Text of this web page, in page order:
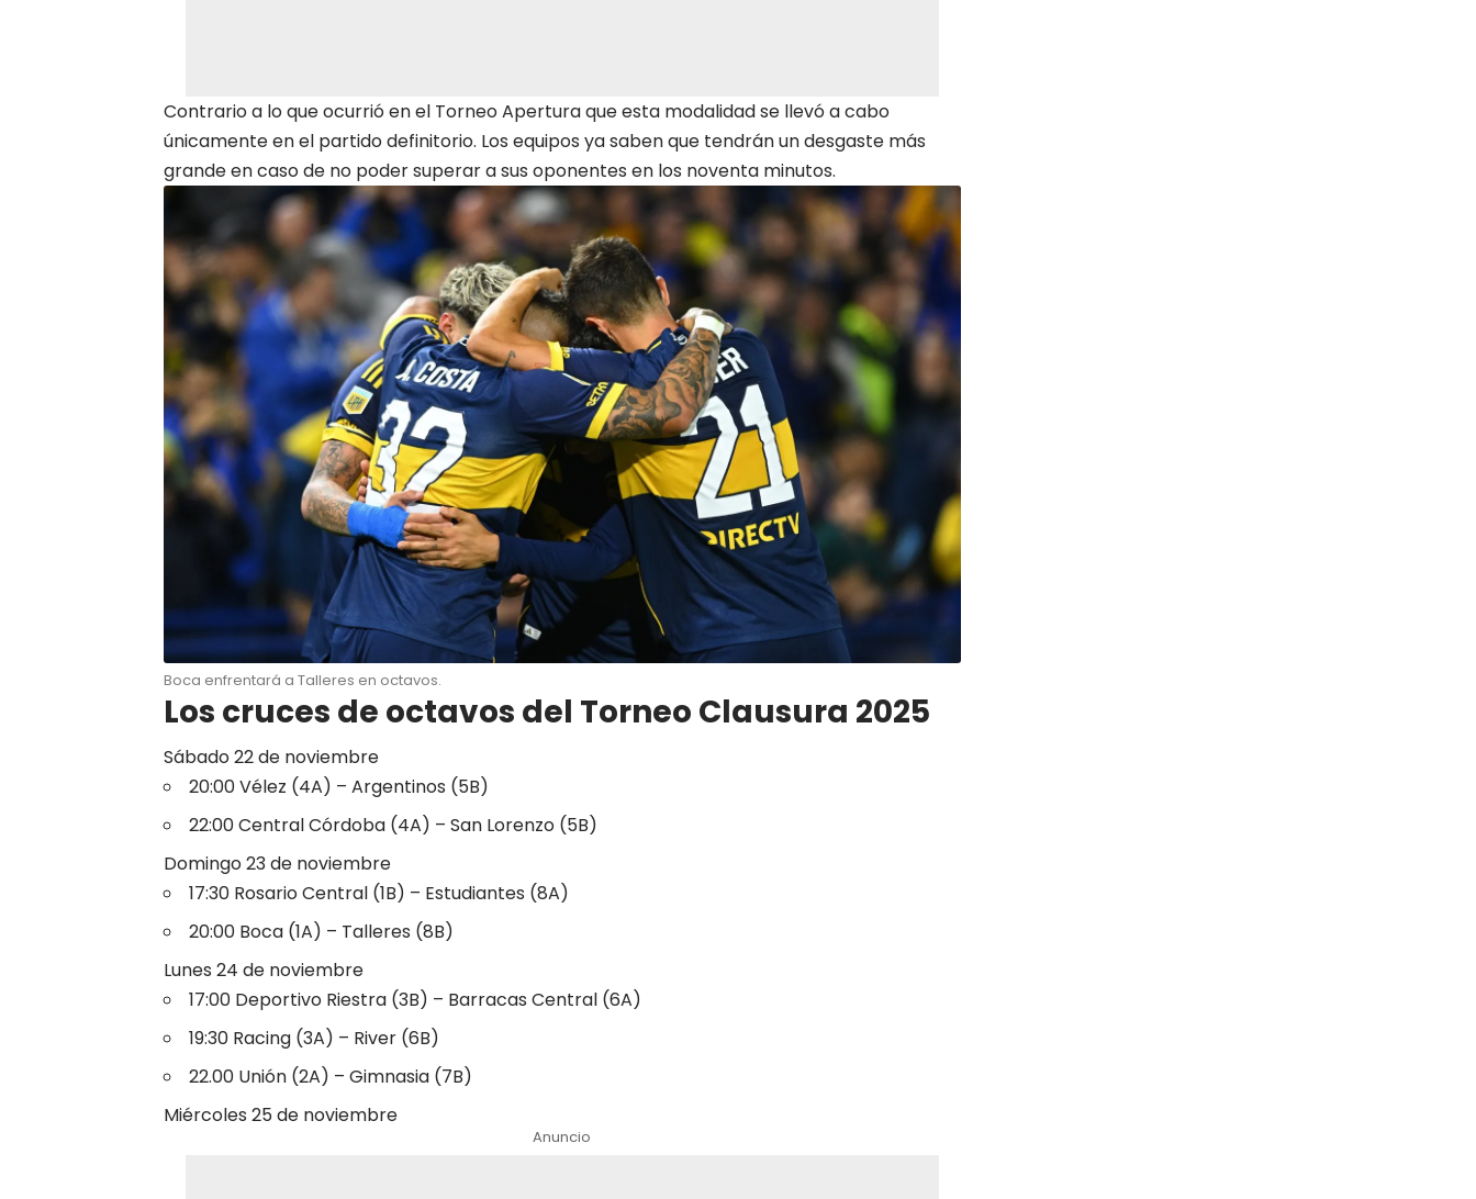
Contrario a lo que ocurrió en el Torneo Apertura que esta modalidad se llevó a cabo
únicamente en el partido definitorio. Los equipos ya saben que tendrán un desgaste más
grande en caso de no poder superar a sus oponentes en los noventa minutos.
Boca enfrentará a Talleres en octavos.
Los cruces de octavos del Torneo Clausura 2025
Sábado 22 de noviembre
20:00 Vélez (4A) – Argentinos (5B)
22:00 Central Córdoba (4A) – San Lorenzo (5B)
Domingo 23 de noviembre
17:30 Rosario Central (1B) – Estudiantes (8A)
20:00 Boca (1A) – Talleres (8B)
Lunes 24 de noviembre
17:00 Deportivo Riestra (3B) – Barracas Central (6A)
19:30 Racing (3A) – River (6B)
22.00 Unión (2A) – Gimnasia (7B)
Miércoles 25 de noviembre
Anuncio